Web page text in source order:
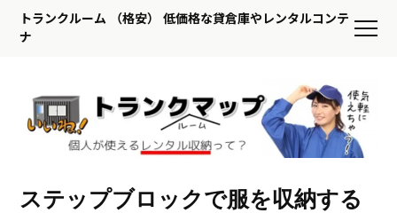
トランクルーム （格安） 低価格な貸倉庫やレンタルコンテ
ナ
ステップブロックで服を収納する